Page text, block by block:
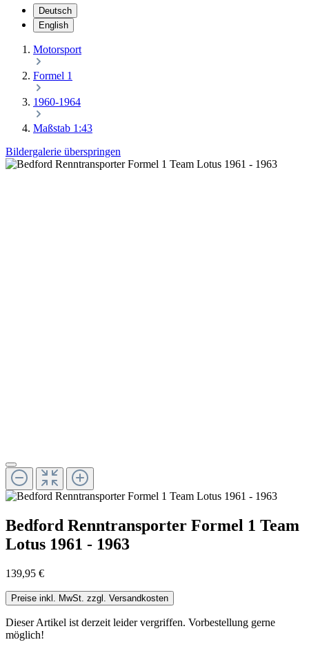
Deutsch
English
Motorsport
Formel 1
1960-1964
Maßstab 1:43
Bildergalerie überspringen
Bedford Renntransporter Formel 1 Team
Lotus 1961 - 1963
139,95 €
Preise inkl. MwSt. zzgl. Versandkosten
Dieser Artikel ist derzeit leider vergriffen. Vorbestellung gerne
möglich!